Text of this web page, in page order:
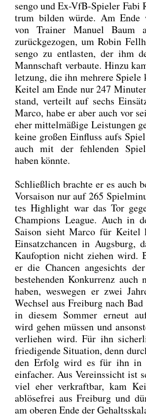
sen­go und Ex-VfB-Spie­ler Fabi
trum bil­den wür­de. Am Ende
von Trai­ner Manu­el Baum
zurück­ge­zo­gen, um Robin
sen­go zu ent­las­ten, der ihm
Mann­schaft ver­bau­te. Hin­zu
let­zung, die ihn meh­re­re Spie­le
Kei­tel am Ende nur 247
stand, ver­teilt auf sechs
Mar­co, habe er aber auch vor
eher mit­tel­mä­ßi­ge Leis­tun­gen
kei­ne gro­ßen Ein­fluss aufs
auch mit der feh­len­den
haben könn­te.
Schließ­lich brach­te er es auch
Vor­sai­son nur auf 265
tes High­light war das Tor
Cham­pi­ons League. Auch in
Sai­son sieht Mar­co für Kei­tel
Ein­satz­chan­cen in Augs­burg,
Kauf­op­ti­on nicht zie­hen wird.
er die Chan­cen ange­sichts
bestehen­den Kon­kur­renz auch
haben, wes­we­gen er zwei
Wech­sel aus Frei­burg nach
in die­sem Som­mer erneut
wird gehen müs­sen und
ver­lie­hen wird. Für ihn
frie­di­gen­de Situa­ti­on, denn
den Erfolg wird es für ihn in
ein­fa­cher. Aus Ver­eins­sicht ist
viel eher ver­kraft­bar, kam
ablö­se­frei aus Frei­burg und
am obe­ren Ende der